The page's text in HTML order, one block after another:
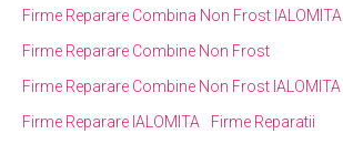
Firme Reparare Combina Non Frost IALOMITA
Firme Reparare Combine Non Frost
Firme Reparare Combine Non Frost IALOMITA
Firme Reparare IALOMITA
Firme Reparatii